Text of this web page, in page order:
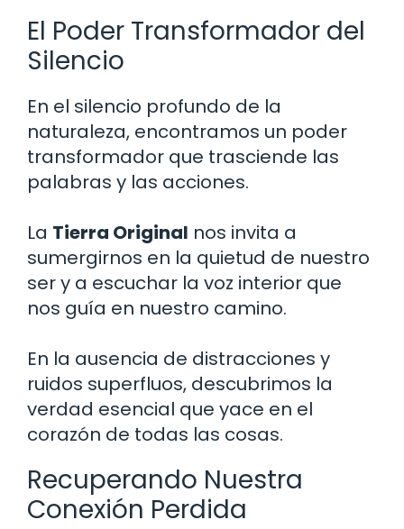
El Poder Transformador del
Silencio
En el silencio profundo de la
naturaleza, encontramos un poder
transformador que trasciende las
palabras y las acciones.
La Tierra Original nos invita a
sumergirnos en la quietud de nuestro
ser y a escuchar la voz interior que
nos guía en nuestro camino.
En la ausencia de distracciones y
ruidos superfluos, descubrimos la
verdad esencial que yace en el
corazón de todas las cosas.
Recuperando Nuestra
Conexión Perdida